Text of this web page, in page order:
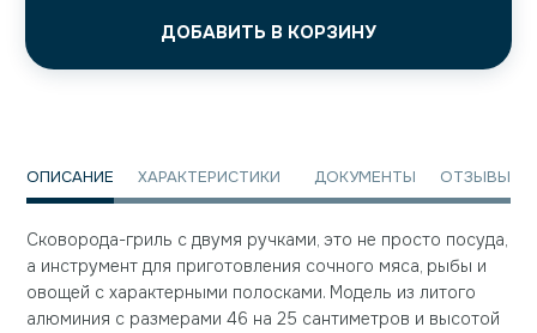
ДОБАВИТЬ В КОРЗИНУ
ОПИСАНИЕ ХАРАКТЕРИСТИКИ ДОКУМЕНТЫ ОТЗЫВЫ
Сковорода-гриль с двумя ручками, это не просто посуда,
а инструмент для приготовления сочного мяса, рыбы и
овощей с характерными полосками. Модель из литого
алюминия с размерами 46 на 25 сантиметров и высотой